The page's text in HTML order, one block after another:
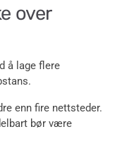
over
å lage flere
enn fire nettsteder.
bør være